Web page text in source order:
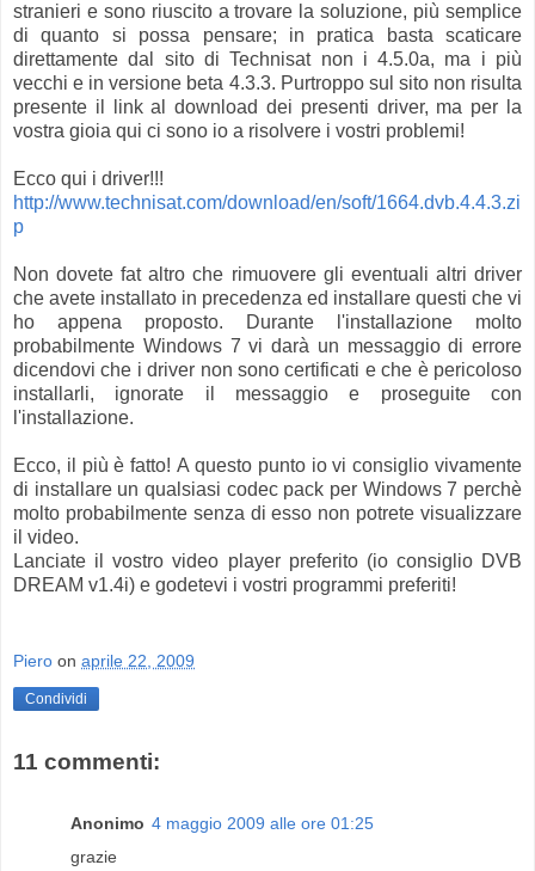
stranieri e sono riuscito a trovare la soluzione, più semplice
di quanto si possa pensare; in pratica basta scaticare
direttamente dal sito di Technisat non i 4.5.0a, ma i più
vecchi e in versione beta 4.3.3. Purtroppo sul sito non risulta
presente il link al download dei presenti driver, ma per la
vostra gioia qui ci sono io a risolvere i vostri problemi!
Ecco qui i driver!!!
http://www.technisat.com/download/en/soft/1664.dvb.4.4.3.zi
p
Non dovete fat altro che rimuovere gli eventuali altri driver
che avete installato in precedenza ed installare questi che vi
ho appena proposto. Durante l'installazione molto
probabilmente Windows 7 vi darà un messaggio di errore
dicendovi che i driver non sono certificati e che è pericoloso
installarli, ignorate il messaggio e proseguite con
l'installazione.
Ecco, il più è fatto! A questo punto io vi consiglio vivamente
di installare un qualsiasi codec pack per Windows 7 perchè
molto probabilmente senza di esso non potrete visualizzare
il video.
Lanciate il vostro video player preferito (io consiglio DVB
DREAM v1.4i) e godetevi i vostri programmi preferiti!
Piero on aprile 22, 2009
Condividi
11 commenti:
Anonimo 4 maggio 2009 alle ore 01:25
grazie